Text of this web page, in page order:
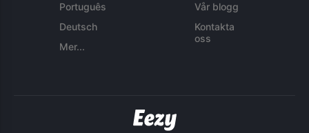
Português
Deutsch
Mer...
Vår blogg
Kontakta
oss